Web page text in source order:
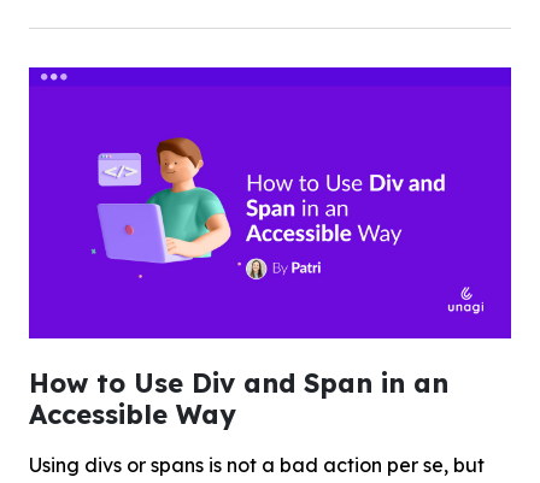
How to Use Div and Span in an
Accessible Way
Using divs or spans is not a bad action per se, but